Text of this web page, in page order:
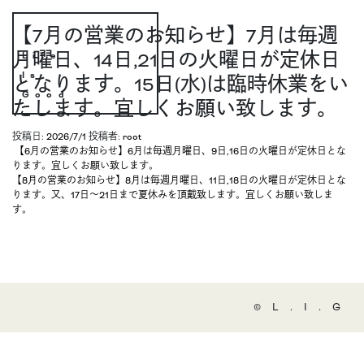
Life
Is
Good
【7月の営業のお知らせ】7月は毎週
月曜日、14日,21日の火曜日が定休日
となります。15日(水)は臨時休業をい
たします。宜しくお願い致します。
投稿日: 2026/7/1 投稿者: root
投稿ナビゲーション
【6月の営業のお知らせ】6月は毎週月曜日、9日,16日の火曜日が定休日とな
ります。宜しくお願い致します。
【8月の営業のお知らせ】8月は毎週月曜日、11日,18日の火曜日が定休日とな
ります。又、17日〜21日まで夏休みを頂戴致します。宜しくお願い致しま
す。
©️L.I.G